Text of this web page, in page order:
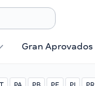
Gran Aprovados